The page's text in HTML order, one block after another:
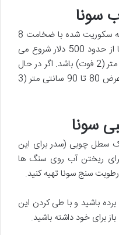
محبوب ترین درب های سونا با شیشه سکوریت شده با ضخامت 8
میلی متر ساخته می شوند. قیمت ها از حدود 500 دلار شروع می
شود. عرض درها می تواند 60 سانتی متر (2 فوت) باشد. اگر در حال
ساخت یک سونا عمومی هستید، با عرض 80 تا 90 سانتی متر (3
سطل چوبی (سدر برای این
ریختن آب روی سنگ ها
سنج سونا تهیه کنید.
برده باشید و با طی کردن این
برای خود داشته باشید.